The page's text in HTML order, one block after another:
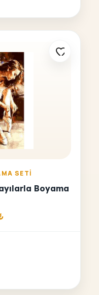
SETI
Boyama